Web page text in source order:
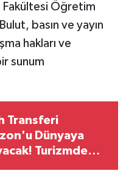
Öğretim
basın ve yayın
hakları ve
sunum
Transferi
Dünyaya
Turizmde